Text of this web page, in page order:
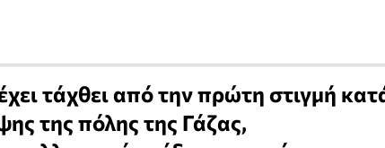
τάχθει από την πρώτη στιγμή
της πόλης της Γάζας,